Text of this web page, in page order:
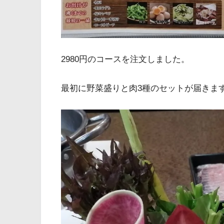
2980円のコースを注文しました。
最初に野菜盛りと肉3種のセットが届きま